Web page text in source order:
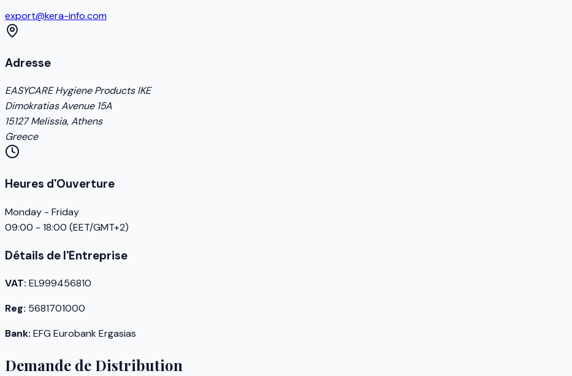
export@kera-info.com
Adresse
EASYCARE Hygiene Products IKE
Dimokratias Avenue 15A
15127 Melissia, Athens
Greece
Heures d'Ouverture
Monday - Friday
09:00 - 18:00 (EET/GMT+2)
Détails de l'Entreprise
VAT: EL999456810
Reg: 5681701000
Bank: EFG Eurobank Ergasias
Demande de Distribution